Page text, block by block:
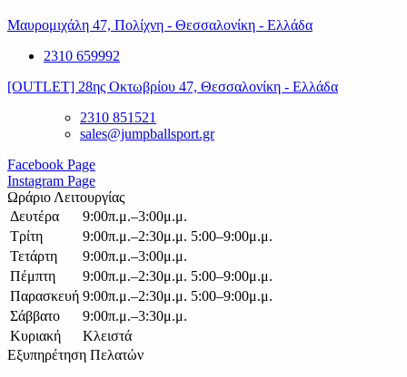
Μαυρομιχάλη 47, Πολίχνη - Θεσσαλονίκη - Ελλάδα
2310 659992
[OUTLET] 28ης Οκτωβρίου 47, Θεσσαλονίκη - Ελλάδα
2310 851521
sales@jumpballsport.gr
Facebook Page
Instagram Page
Ωράριο Λειτουργίας
Δευτέρα
9:00π.μ.–3:00μ.μ.
Τρίτη
9:00π.μ.–2:30μ.μ. 5:00–9:00μ.μ.
Τετάρτη
9:00π.μ.–3:00μ.μ.
Πέμπτη
9:00π.μ.–2:30μ.μ. 5:00–9:00μ.μ.
Παρασκευή 9:00π.μ.–2:30μ.μ. 5:00–9:00μ.μ.
Σάββατο
9:00π.μ.–3:30μ.μ.
Κυριακή
Κλειστά
Εξυπηρέτηση Πελατών